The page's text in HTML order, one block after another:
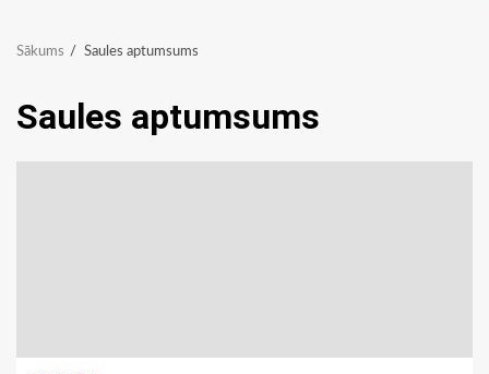
Sākums Saules aptumsums
Saules aptumsums